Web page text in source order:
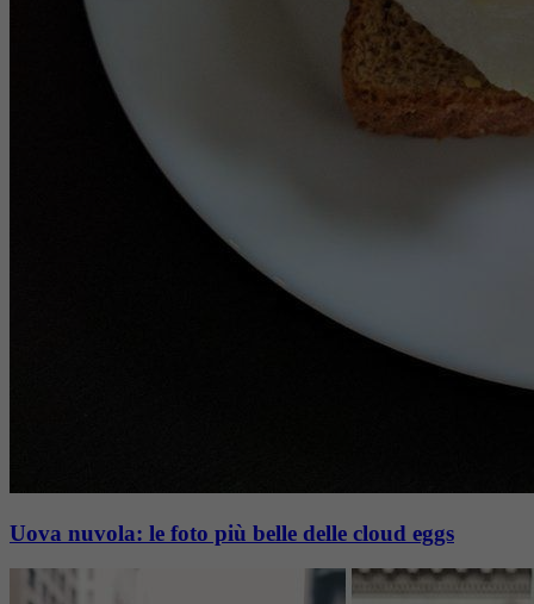
Uova nuvola: le foto più belle delle cloud eggs